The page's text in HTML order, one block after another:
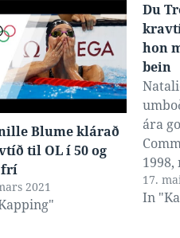
Blume klárað
til OL í 50 og
frí
2021
Du
hon
bein
ára
1998,
sum
17.
In